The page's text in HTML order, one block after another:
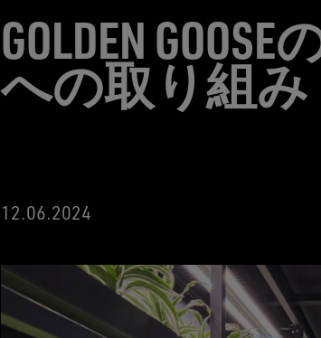
GOLDEN
への取り組み
12.06.2024